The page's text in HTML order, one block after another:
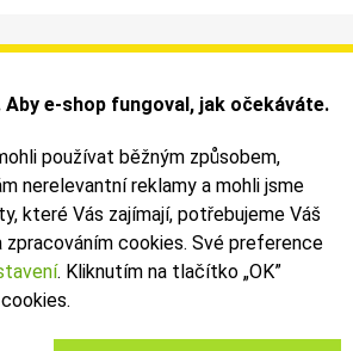
Můj účet
Faktury
dodává ComGate
Aby e-shop fungoval, jak očekáváte.
používat běžným způsobem,
nerelevantní reklamy a mohli jsme
které Vás zajímají, potřebujeme Váš
zpracováním cookies. Své preference
. Kliknutím na tlačítko „OK”